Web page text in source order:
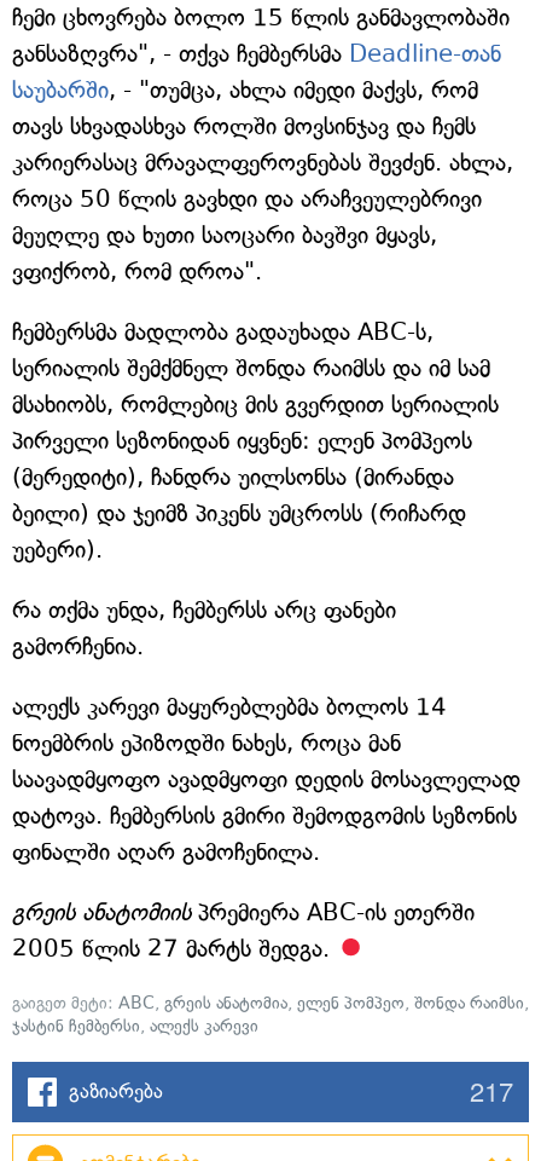
ჩემი ცხოვრება ბოლო 15 წლის განმავლობაში
განსაზღვრა", - თქვა ჩემბერსმა Deadline-თან
საუბარში, - "თუმცა, ახლა იმედი მაქვს, რომ
თავს სხვადასხვა როლში მოვსინჯავ და ჩემს
კარიერასაც მრავალფეროვნებას შევძენ. ახლა,
როცა 50 წლის გავხდი და არაჩვეულებრივი
მეუღლე და ხუთი საოცარი ბავშვი მყავს,
ვფიქრობ, რომ დროა".
ჩემბერსმა მადლობა გადაუხადა ABC-ს,
სერიალის შემქმნელ შონდა რაიმსს და იმ სამ
მსახიობს, რომლებიც მის გვერდით სერიალის
პირველი სეზონიდან იყვნენ: ელენ პომპეოს
(მერედიტი), ჩანდრა უილსონსა (მირანდა
ბეილი) და ჯეიმზ პიკენს უმცროსს (რიჩარდ
უებერი).
რა თქმა უნდა, ჩემბერსს არც ფანები
გამორჩენია.
ალექს კარევი მაყურებლებმა ბოლოს 14
ნოემბრის ეპიზოდში ნახეს, როცა მან
საავადმყოფო ავადმყოფი დედის მოსავლელად
დატოვა. ჩემბერსის გმირი შემოდგომის სეზონის
ფინალში აღარ გამოჩენილა.
გრეის ანატომიის პრემიერა ABC-ის ეთერში
2005 წლის 27 მარტს შედგა.
გაიგეთ მეტი: ABC, გრეის ანატომია, ელენ პომპეო, შონდა რაიმსი,
ჯასტინ ჩემბერსი, ალექს კარევი
გაზიარება 217